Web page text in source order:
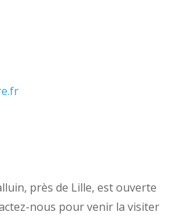
près de Lille, est ouverte
nous pour venir la visiter